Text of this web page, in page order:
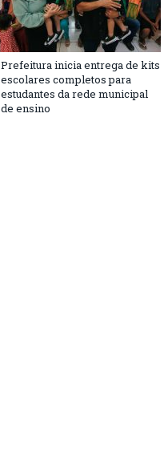
Prefeitura inicia entrega de kits
escolares completos para
estudantes da rede municipal
de ensino